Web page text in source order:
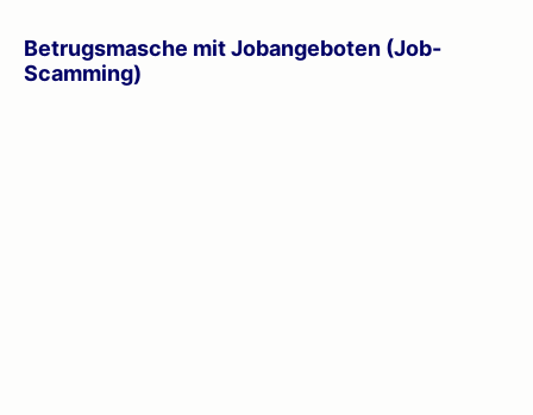
Betrugsmasche mit Jobangeboten (Job-
Scamming)